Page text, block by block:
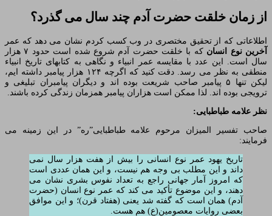
از زمان خلقت حضرت آدم چند سال می گذرد؟
اطلاعاتی که از تحقیق مختصری در وب کسب کردم نشان می دهد که عمر
آخرین نوع انسان
که با خلقت حضرت آدم شروع شده است حدود ۷ هزار
سال است. این عدد با مقایسه عمر انبیاء و نگاهی به کتابهای تاریخ انبیاء
منطقی به نظر می رسد. دقت کنید که اگرچه ۱۲۴ هزار پیامبر داشته ایم،
لیکن تنها ۵ پیامبر صاحب شریعت بوده اند و دیگران پیامبران تبلیغی و
ترویجی بوده اند. لذا ممکن است هزاران پیامبر همزمان زندگی کرده باشند.
نظر علامه طباطبایی:
صاحب تفسیر المیزان مرحوم علامه طباطبایی”ره” در این زمینه می
فرمایند:
تاریخ یهود عمر نوع انسانی را بیش از هفت هزار سال نمی
داند و این مطلب بی وجه هم نیست، و این همان عددی است
که امروز آمار جهانی راجع به تعداد نفوس بشری نشان می
دهند، و این موضوع تأکید می کند که عمر نوع انسان (حضرت
آدم) همان است که گفته شد یعنی (هفتاد قرن)؛ و این موافق
بعضی روایات معصومین(ع) هم هست.